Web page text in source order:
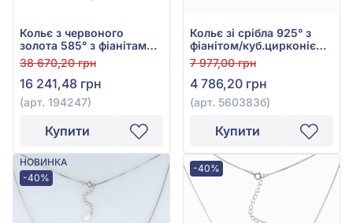
Кольє з червоного
золота 585° з фіанітами/
куб.цирконієм, арт.
194247
38 670,20 грн
16 241,48 грн
(арт. 194247)
Купити
Кольє зі срібла 925° з
фіанітом/куб.цирконієм,
арт. 560383б
7 977,00 грн
4 786,20 грн
(арт. 560383б)
Купити
НОВИНКА
-40%
-40%